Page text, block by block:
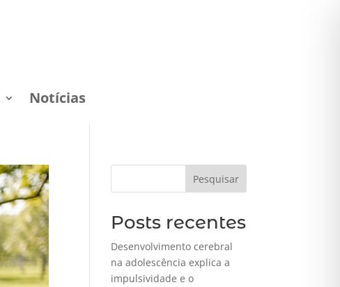
Notícias
Pesquisar
Posts recentes
Desenvolvimento cerebral
na adolescência explica a
impulsividade e o